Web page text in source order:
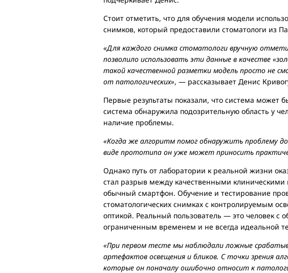
Стоит отметить, что для обучения модели
снимков, который предоставили стоматологи из
«Для каждого снимка стоматологи вручную
позволило использовать эти данные в качестве
такой качественной разметки модель просто не
от патологических», — рассказывает Денис
Первые результаты показали, что система может
система обнаружила подозрительную область у
наличие проблемы.
«Когда же алгоритм помог обнаружить проблему
виде прототипа он уже может приносить
Однако путь от лаборатории к реальной жизни
стал разрыв между качественными
обычный смартфон. Обучение и тестирование
стоматологических снимках с контролируемым
оптикой. Реальный пользователь — это человек
ограниченным временем и не всегда идеальной
«При первом тесте мы наблюдали ложные
артефактов освещения и бликов. С точки зрения
которые он поначалу ошибочно относит к